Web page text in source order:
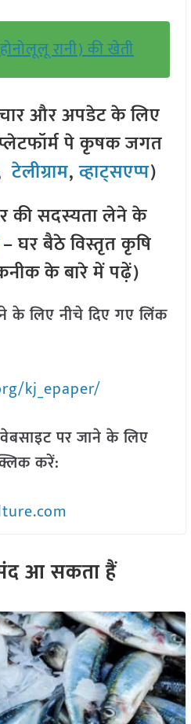
रानी) की खेती
और अपडेट के लिए
पे कृषक जगत
टेलीग्राम,व्हाट्सएप्प)
सदस्यता लेने के
घर बैठे विस्तृत कृषि
के बारे में पढ़ें)
लिए नीचे दिए गए लिंक
kj_epaper/
पर जाने के लिए
करें:
आ सकता हैं